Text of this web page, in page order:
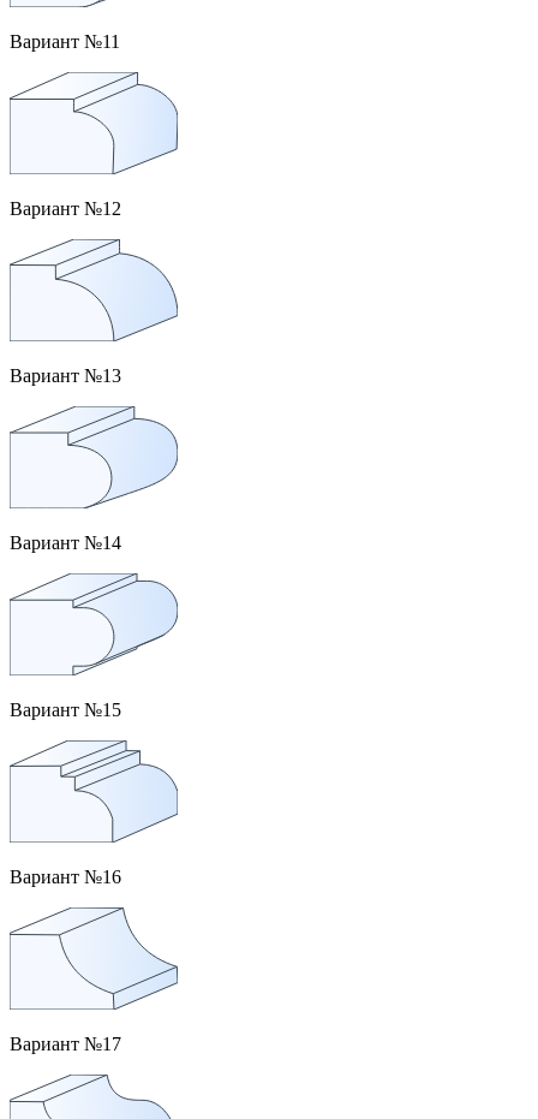
Вариант №11
Вариант №12
Вариант №13
Вариант №14
Вариант №15
Вариант №16
Вариант №17